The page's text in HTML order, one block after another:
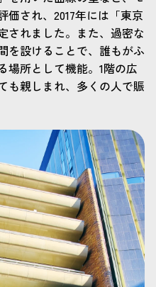
価され、2017年には「東京
されました。また、過密な
を設けることで、誰もがふ
場所として機能。1階の広
も親しまれ、多くの人で賑